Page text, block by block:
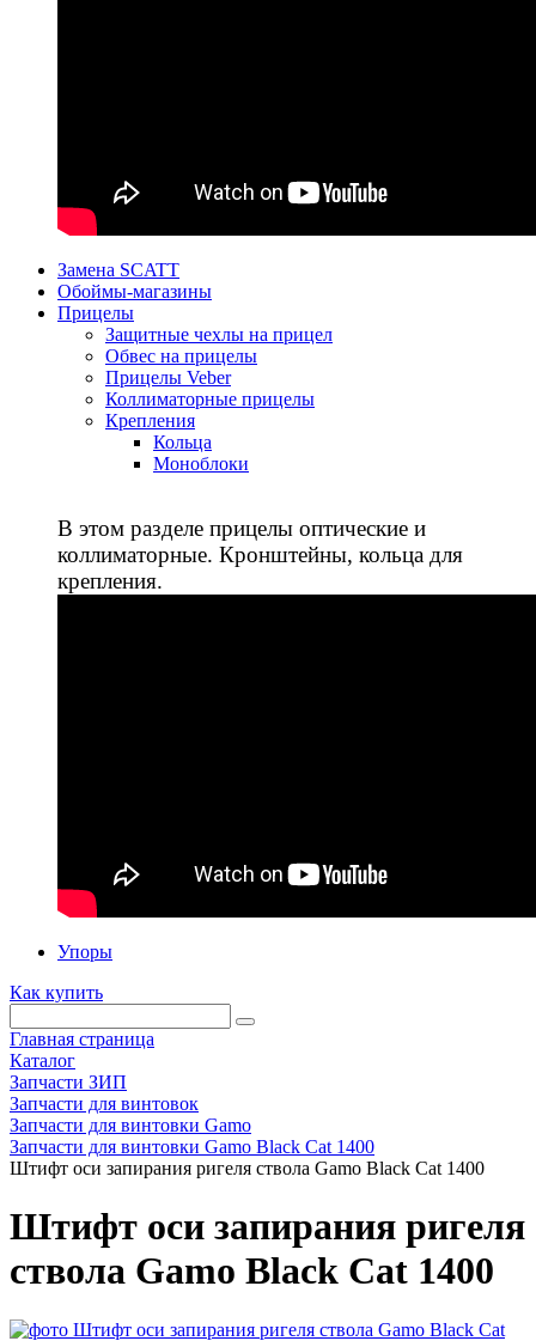
Замена SCATT
Обоймы-магазины
Прицелы
Защитные чехлы на прицел
Обвес на прицелы
Прицелы Veber
Коллиматорные прицелы
Крепления
Кольца
Моноблоки
В этом разделе прицелы оптические и
коллиматорные. Кронштейны, кольца для
крепления.
Упоры
Как купить
Главная страница
Каталог
Запчасти ЗИП
Запчасти для винтовок
Запчасти для винтовки Gamo
Запчасти для винтовки Gamo Black Cat 1400
Штифт оси запирания ригеля ствола Gamo Black Cat 1400
Штифт оси запирания ригеля
ствола Gamo Black Cat 1400